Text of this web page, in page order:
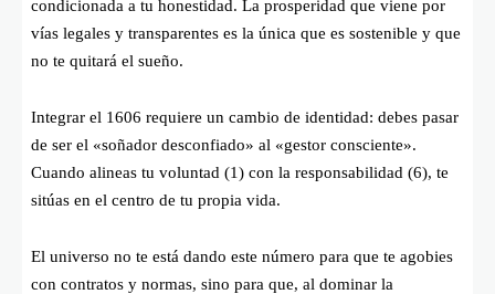
condicionada a tu honestidad. La prosperidad que viene por
vías legales y transparentes es la única que es sostenible y que
no te quitará el sueño.
Integrar el 1606 requiere un cambio de identidad: debes pasar
de ser el «soñador desconfiado» al «gestor consciente».
Cuando alineas tu voluntad (1) con la responsabilidad (6), te
sitúas en el centro de tu propia vida.
El universo no te está dando este número para que te agobies
con contratos y normas, sino para que, al dominar la